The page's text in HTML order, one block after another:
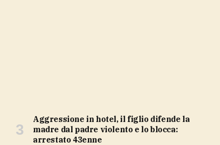
Aggressione in hotel, il figlio difende la
madre dal padre violento e lo blocca:
arrestato 43enne